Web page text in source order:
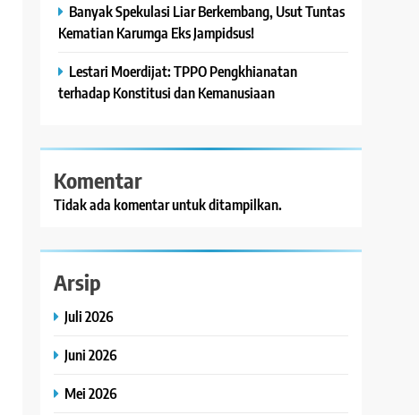
Banyak Spekulasi Liar Berkembang, Usut Tuntas
Kematian Karumga Eks Jampidsus!
Lestari Moerdijat: TPPO Pengkhianatan
terhadap Konstitusi dan Kemanusiaan
Komentar
Tidak ada komentar untuk ditampilkan.
Arsip
Juli 2026
Juni 2026
Mei 2026